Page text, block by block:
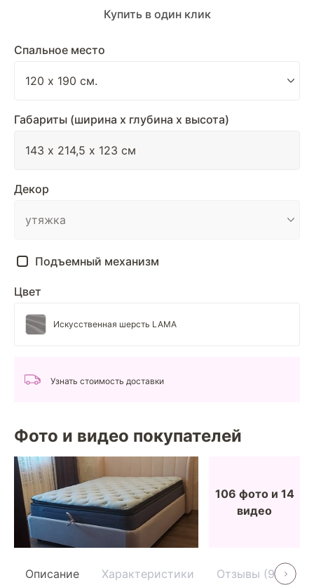
Спальное место
Габариты (ширина х глубина х высота)
Декор
Подъемный механизм
Цвет
Искусственная шерсть LAMA
Купить в один клик
Узнать стоимость доставки
Фото и видео покупателей
106 фото и 14
видео
Описание Характеристики Отзывы (91)